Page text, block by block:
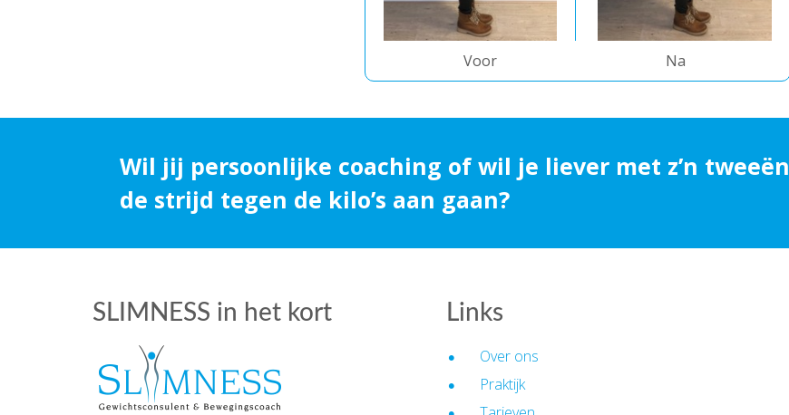
Voor Na
Wil jij persoonlijke coaching of wil je liever met z’n tweeën
de strijd tegen de kilo’s aan gaan?
SLIMNESS in het kort Links
Over ons
Praktijk